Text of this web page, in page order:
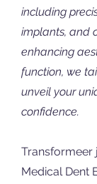
including
implants, and
enhancing
function, we
unveil your
confidence.
Transformeer
Medical Dent